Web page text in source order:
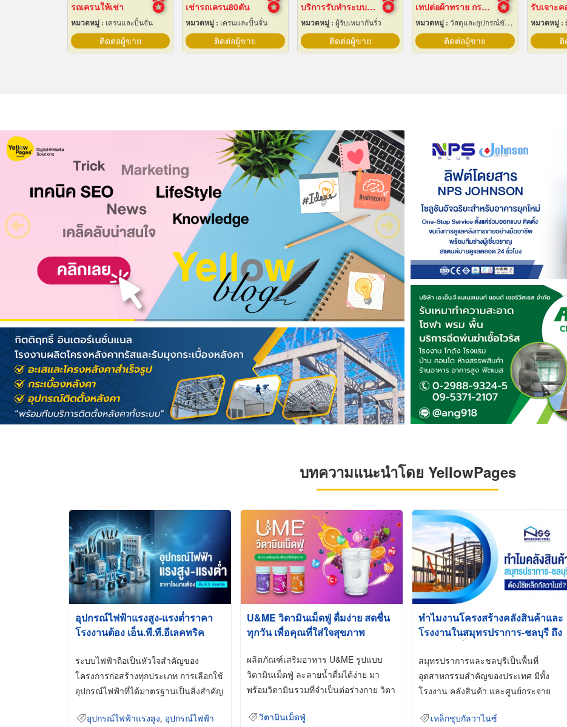
รถเครนให้เช่า
หมวดหมู่ : เครนและปั้นจั่น
ติดต่อผู้ขาย
เช่ารถเครน80ตัน
หมวดหมู่ : เครนและปั้นจั่น
ติดต่อผู้ขาย
บริการรับทำระบบกันซึม
หมวดหมู่ : ผู้รับเหมากันรั่ว
ติดต่อผู้ขาย
เทปต่อผ้าทราย กระดาษทราย
หมวดหมู่ : วัสดุและอุปกรณ์ขัดและฝน
ติดต่อผู้ขาย
หมวดหมู่ :
ติ
บทความแนะนำโดย YellowPages
อุปกรณ์ไฟฟ้าแรงสูง-แรงต่ำราคา
โรงงานต้อง เอ็น.พี.ที.อีเลคทริค
ระบบไฟฟ้าถือเป็นหัวใจสำคัญของ
โครงการก่อสร้างทุกประเภท การเลือกใช้
อุปกรณ์ไฟฟ้าที่ได้มาตรฐานเป็นสิ่งสำคัญ
อุปกรณ์ไฟฟ้าแรงสูง
อุปกรณ์ไฟฟ้า
U&ME วิตามินเม็ดฟู่ ดื่มง่าย สดชื่น
ทุกวัน เพื่อคุณที่ใส่ใจสุขภาพ
ผลิตภัณฑ์เสริมอาหาร U&ME รูปแบบ
วิตามินเม็ดฟู่ ละลายน้ำดื่มได้ง่าย มา
พร้อมวิตามินรวมที่จำเป็นต่อร่างกาย วิตา
วิตามินเม็ดฟู่
ทำไมงานโครงสร้างคลังสินค้าและ
โรงงานในสมุทรปราการ-ชลบุรี ถึง
Galvanized)
สมุทรปราการและชลบุรีเป็นพื้นที่
อุตสาหกรรมสำคัญของประเทศ มีทั้ง
โรงงาน คลังสินค้า และศูนย์กระจาย
เหล็กชุบกัลวาไนซ์